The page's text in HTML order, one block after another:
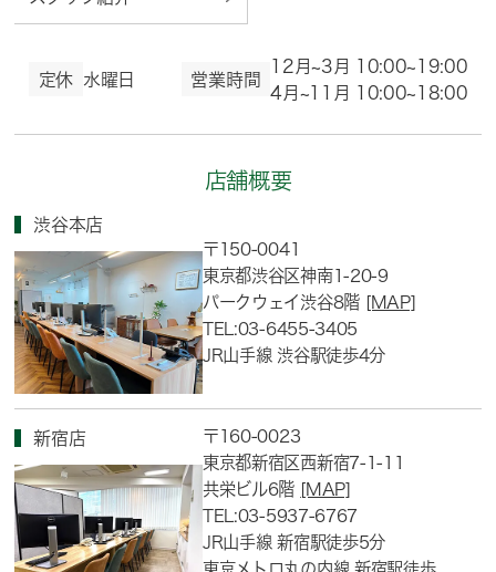
定休 水曜日 営業時間
12月~3月 10:00~19:00
4月~11月 10:00~18:00
店舗概要
渋谷本店
〒150-0041
東京都渋谷区神南1-20-9
パークウェイ渋谷8階 [MAP]
TEL:03-6455-3405
JR山手線 渋谷駅徒歩4分
新宿店
〒160-0023
東京都新宿区西新宿7-1-11
共栄ビル6階 [MAP]
TEL:03-5937-6767
JR山手線 新宿駅徒歩5分